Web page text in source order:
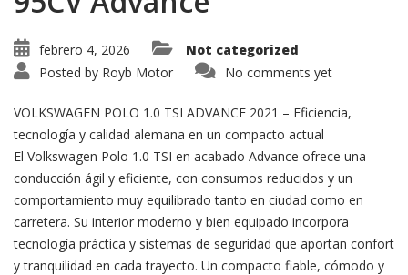
febrero 4, 2026
Not categorized
Posted by Royb Motor No comments yet
VOLKSWAGEN POLO 1.0 TSI ADVANCE 2021 – Eficiencia,
tecnología y calidad alemana en un compacto actual
El Volkswagen Polo 1.0 TSI en acabado Advance ofrece una
conducción ágil y eficiente, con consumos reducidos y un
comportamiento muy equilibrado tanto en ciudad como en
carretera. Su interior moderno y bien equipado incorpora
tecnología práctica y sistemas de seguridad que aportan confort
y tranquilidad en cada trayecto. Un compacto fiable, cómodo y